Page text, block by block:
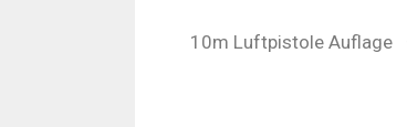
10m Luftpistole Auflage